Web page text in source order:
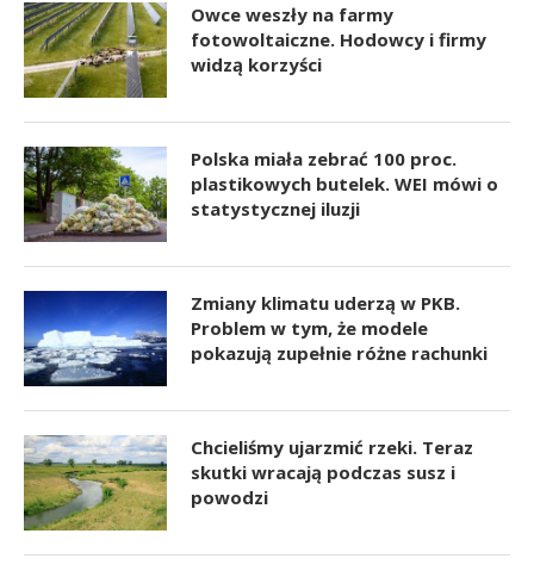
Owce weszły na farmy
fotowoltaiczne. Hodowcy i firmy
widzą korzyści
Polska miała zebrać 100 proc.
plastikowych butelek. WEI mówi o
statystycznej iluzji
Zmiany klimatu uderzą w PKB.
Problem w tym, że modele
pokazują zupełnie różne rachunki
Chcieliśmy ujarzmić rzeki. Teraz
skutki wracają podczas susz i
powodzi